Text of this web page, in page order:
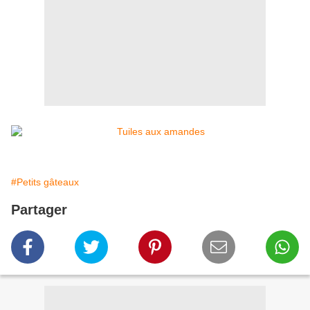
#Petits gâteaux
Partager